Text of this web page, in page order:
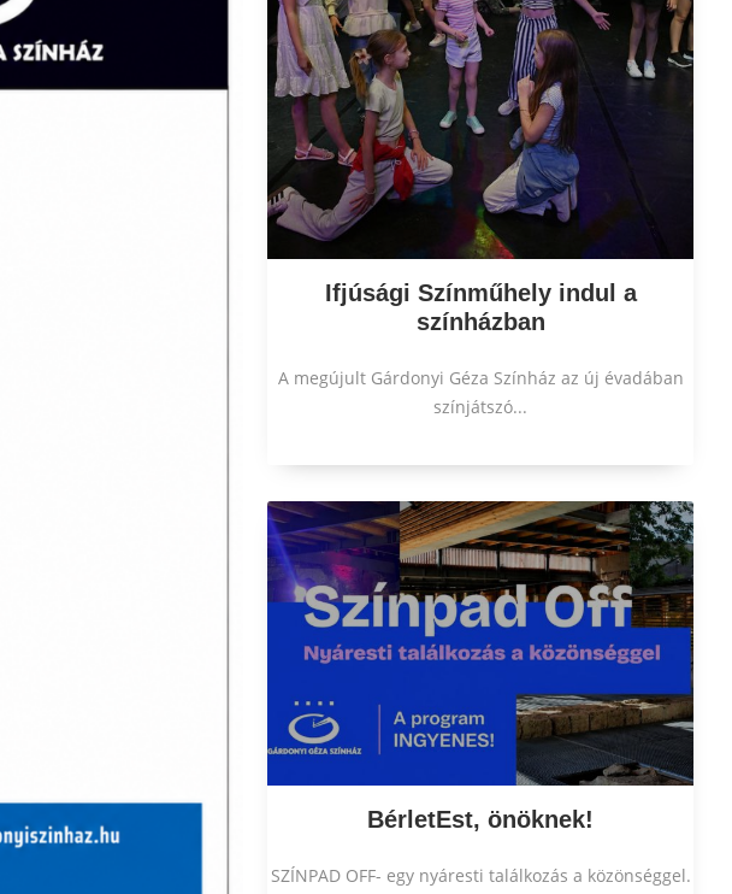
Ifjúsági Színműhely indul a
színházban
A megújult Gárdonyi Géza Színház az új évadában
színjátszó...
BérletEst, önöknek!
SZÍNPAD OFF- egy nyáresti találkozás a közönséggel.